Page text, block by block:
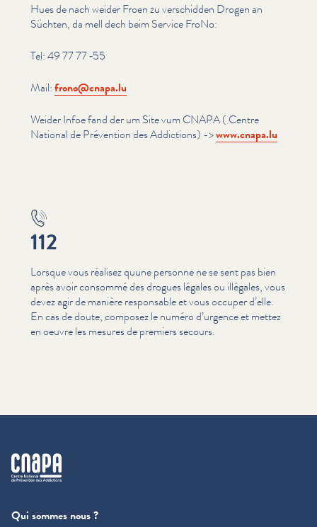
Hues de nach weider Froen zu verschidden Drogen an
Süchten, da mell dech beim Service FroNo:
Tel: 49 77 77 ‑55
Mail:frono@​cnapa.​lu
Weider Infoe fand der um Site vum CNAPA ( Centre
National de Prévention des Addictions) ->www​.cnapa​.lu
112
Lorsque vous réalisez quune personne ne se sent pas bien
après avoir consommé des drogues légales ou illégales, vous
devez agir de manière responsable et vous occuper d’elle.
En cas de doute, composez le numéro d’urgence et mettez
en oeuvre les mesures de premiers secours.
cnapa
Qui sommes nous ?